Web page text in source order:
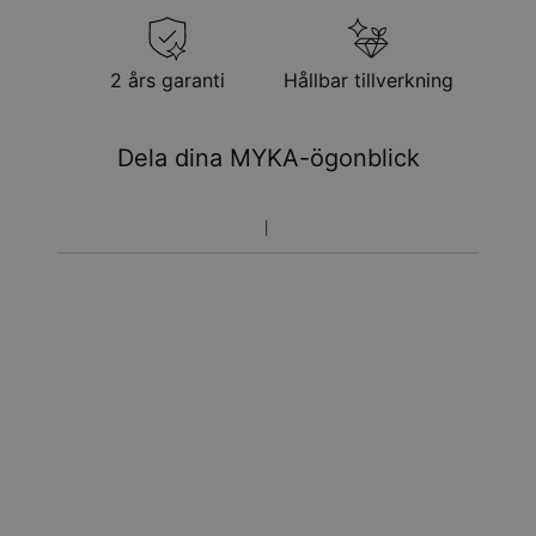
2 års garanti Hållbar tillverkning
Dela dina MYKA-ögonblick